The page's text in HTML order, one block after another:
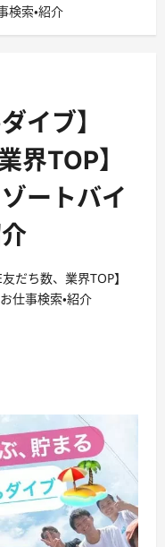
検索・紹介
イブ】
界TOP】
ートバイ
だち数、業界TOP】
仕事検索・紹介